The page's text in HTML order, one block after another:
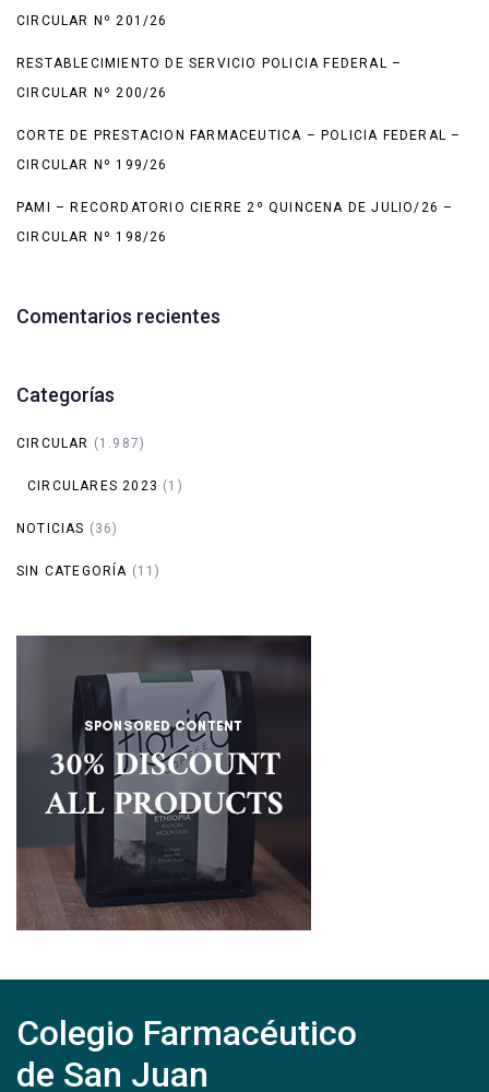
CIRCULAR Nº 201/26
RESTABLECIMIENTO DE SERVICIO POLICIA FEDERAL –
CIRCULAR Nº 200/26
CORTE DE PRESTACION FARMACEUTICA – POLICIA FEDERAL –
CIRCULAR Nº 199/26
PAMI – RECORDATORIO CIERRE 2º QUINCENA DE JULIO/26 –
CIRCULAR Nº 198/26
Comentarios recientes
Categorías
CIRCULAR (1.987)
CIRCULARES 2023 (1)
NOTICIAS (36)
SIN CATEGORÍA (11)
Colegio Farmacéutico
de San Juan